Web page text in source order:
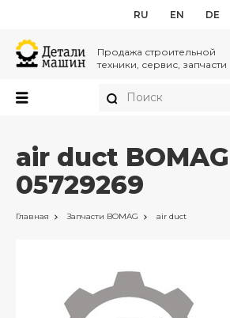
RU EN DE
Продажа строительной
техники, сервис, запчасти
air duct BOMAG
05729269
Главная Запчасти BOMAG air duct